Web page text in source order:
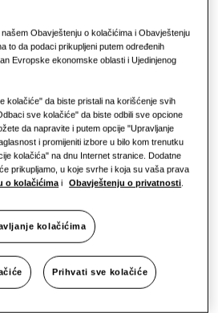
Obavještenju o kolačićima i Obavještenju
to da podaci prikupljeni putem određenih
Evropske ekonomske oblasti i Ujedinjenog
kolačiće" da biste pristali na korišćenje svih
sve kolačiće" da biste odbili sve opcione
da napravite i putem opcije "Upravljanje
i promijeniti izbore u bilo kom trenutku
kolačića" na dnu Internet stranice. Dodatne
prikupljamo, u koje svrhe i koja su vaša prava
o kolačićima i Obavještenju o privatnosti.
kolačićima
Prihvati sve kolačiće